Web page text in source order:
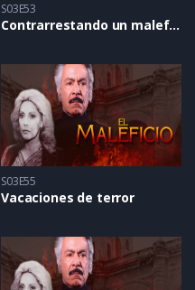
S03E53
Contrarrestando un maleficio
S03E55
Vacaciones de terror